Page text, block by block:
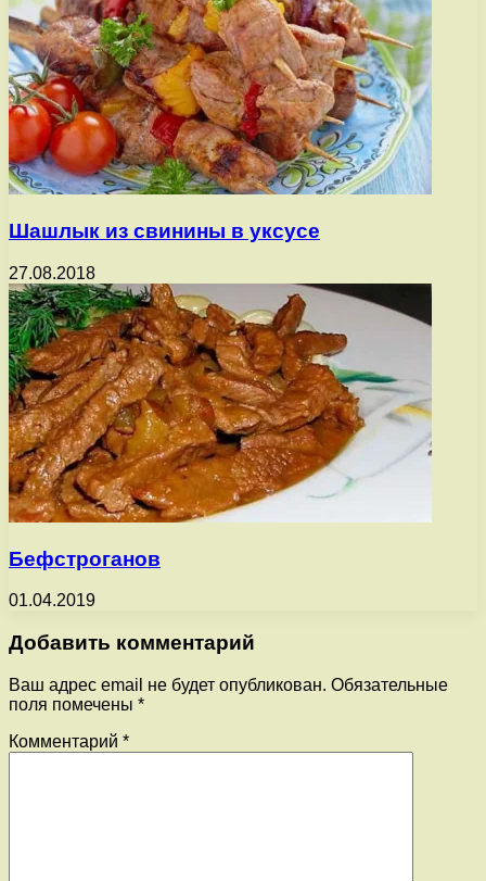
Шашлык из свинины в уксусе
27.08.2018
Бефстроганов
01.04.2019
Добавить комментарий
Ваш адрес email не будет опубликован. Обязательные
поля помечены *
Комментарий *